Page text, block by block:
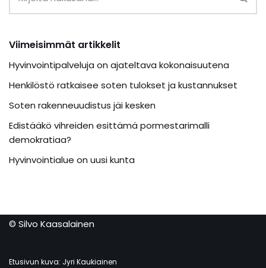
Viimeisimmät artikkelit
Hyvinvointipalveluja on ajateltava kokonaisuutena
Henkilöstö ratkaisee soten tulokset ja kustannukset
Soten rakenneuudistus jäi kesken
Edistääkö vihreiden esittämä pormestarimalli
demokratiaa?
Hyvinvointialue on uusi kunta
© Silvo Kaasalainen
Etusivun kuva: Jyri Kaukiainen